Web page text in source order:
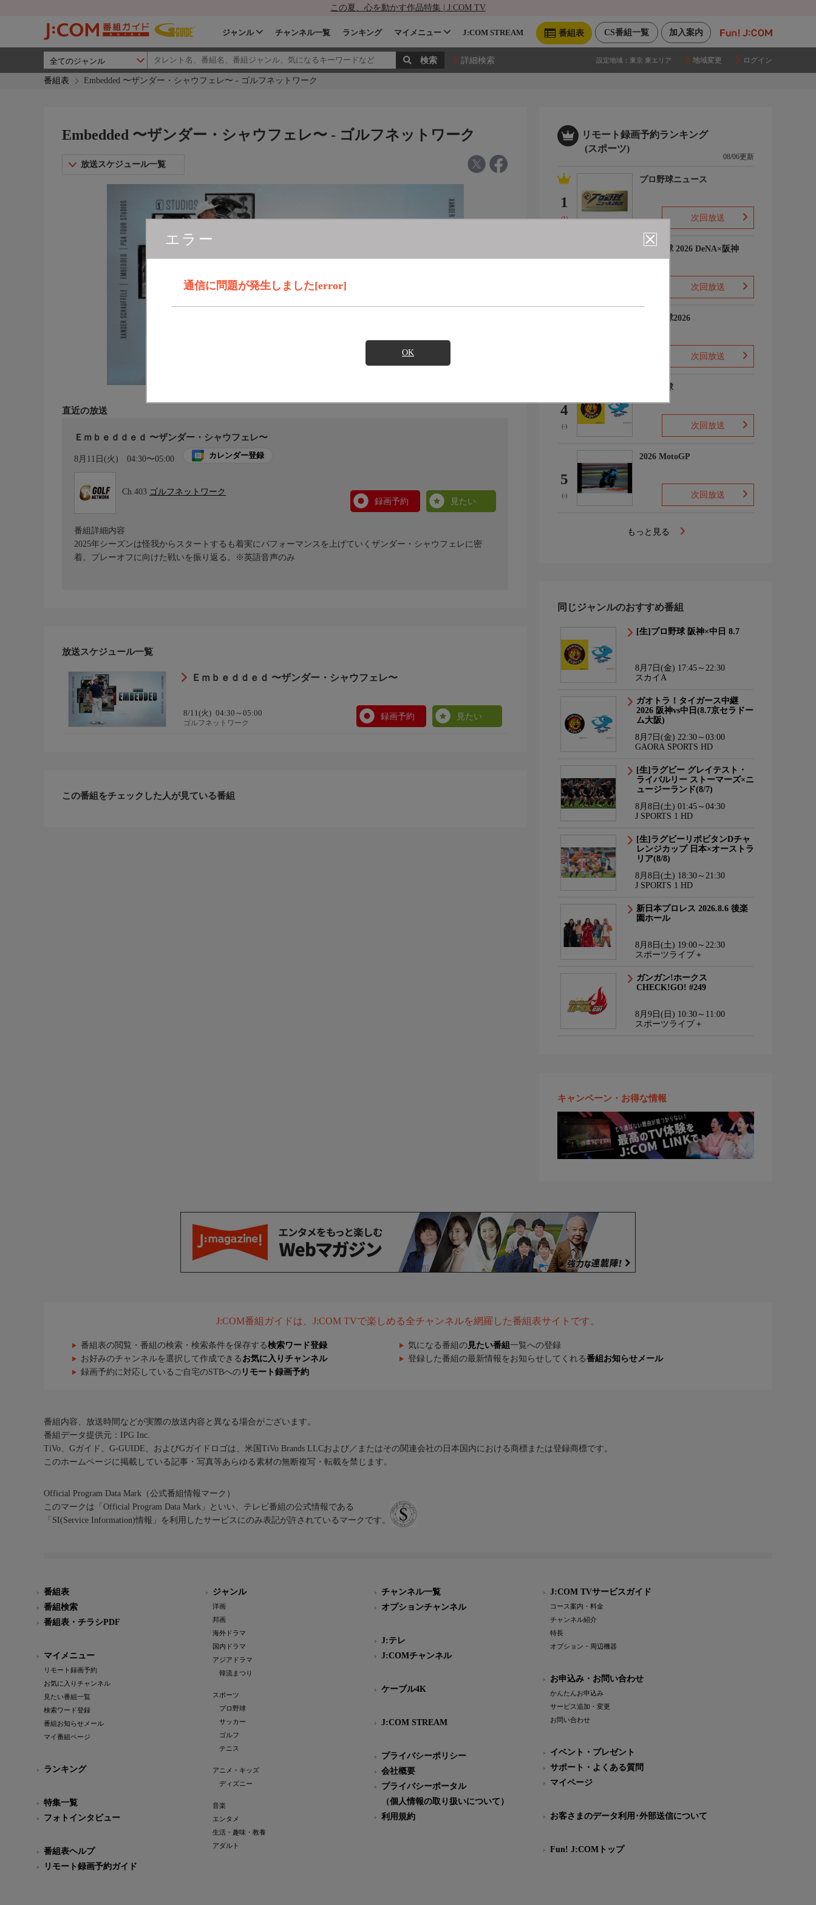
この夏、心を動かす作品特集 | J:COM TV
加入案内
CS番組一覧
番組表
ジャンル チャンネル一覧 ランキング マイメニュー J:COM STREAM
詳細検索 設定地域： 東京 東エリア 地域変更 ログイン
番組表 Embedded 〜ザンダー・シャウフェレ〜 - ゴルフネットワーク
エラー
通信に問題が発生しました[error]
OK
Embedded 〜ザンダー・シャウフェレ〜 - ゴルフネットワーク
放送スケジュール一覧
直近の放送
Ｅｍｂｅｄｄｅｄ 〜ザンダー・シャウフェレ〜
8月11日(火) 04:30〜05:00 カレンダー登録
Ch.403 ゴルフネットワーク
録画予約
見たい
番組詳細内容
2025年シーズンは怪我からスタートするも着実にパフォーマンスを上げていくザンダー・シャウフェレに密
着。プレーオフに向けた戦いを振り返る。※英語音声のみ
放送スケジュール一覧
Ｅｍｂｅｄｄｅｄ 〜ザンダー・シャウフェレ〜
8/11(火) 04:30～05:00
ゴルフネットワーク
録画予約 見たい
この番組をチェックした人が見ている番組
リモート録画予約ランキング
(スポーツ)
08/06更新
1
(1)
プロ野球ニュース
次回放送
プロ野球 2026 DeNA×阪神
次回放送
プロ野球2026
次回放送
4
(-)
プロ野球
次回放送
5
(-)
2026 MotoGP
次回放送
もっと見る
同じジャンルのおすすめ番組
[生]プロ野球 阪神×中日 8.7
8月7日(金) 17:45～22:30
スカイA
ガオトラ！タイガース中継
2026 阪神vs中日(8.7京セラドー
ム大阪)
8月7日(金) 22:30～03:00
GAORA SPORTS HD
[生]ラグビー グレイテスト・
ライバルリー ストーマーズ×ニ
ュージーランド(8/7)
8月8日(土) 01:45～04:30
J SPORTS 1 HD
[生]ラグビーリポビタンDチャ
レンジカップ 日本×オーストラ
リア(8/8)
8月8日(土) 18:30～21:30
J SPORTS 1 HD
新日本プロレス 2026.8.6 後楽
園ホール
8月8日(土) 19:00～22:30
スポーツライブ＋
ガンガン!ホークス
CHECK!GO! #249
8月9日(日) 10:30～11:00
スポーツライブ＋
キャンペーン・お得な情報
J:COM番組ガイドは、J:COM TVで楽しめる全チャンネルを網羅した番組表サイトです。
番組表の閲覧・番組の検索・検索条件を保存する検索ワード登録 気になる番組の 見たい番組 一覧への登録
お好みのチャンネルを選択して作成できる お気に入りチャンネル 登録した番組の最新情報をお知らせしてくれる番組お知らせメール
録画予約に対応しているご自宅のSTBへの リモート録画予約
番組内容、放送時間などが実際の放送内容と異なる場合がございます。
番組データ提供元：IPG Inc.
TiVo、Gガイド、G-GUIDE、およびGガイドロゴは、米国TiVo Brands LLCおよび／またはその関連会社の日本国内における商標または登録商標です。
このホームページに掲載している記事・写真等あらゆる素材の無断複写・転載を禁じます。
Official Program Data Mark（公式番組情報マーク）
このマークは「Official Program Data Mark」といい、テレビ番組の公式情報である
「SI(Service Information)情報」を利用したサービスにのみ表記が許されているマークです。
番組表
番組検索
番組表・チラシPDF
マイメニュー
リモート録画予約
お気に入りチャンネル
見たい番組一覧
検索ワード登録
番組お知らせメール
マイ番組ページ
ランキング
特集一覧
フォトインタビュー
番組表ヘルプ
リモート録画予約ガイド
ジャンル
洋画
邦画
海外ドラマ
国内ドラマ
アジアドラマ
韓流まつり
スポーツ
プロ野球
サッカー
ゴルフ
テニス
アニメ・キッズ
ディズニー
音楽
エンタメ
生活・趣味・教養
アダルト
チャンネル一覧
オプションチャンネル
J:テレ
J:COMチャンネル
ケーブル4K
J:COM STREAM
プライバシーポリシー
会社概要
プライバシーポータル
（個人情報の取り扱いについて）
利用規約
J:COM TVサービスガイド
コース案内・料金
チャンネル紹介
特長
オプション・周辺機器
お申込み・お問い合わせ
かんたんお申込み
サービス追加・変更
お問い合わせ
イベント・プレゼント
サポート・よくある質問
マイページ
お客さまのデータ利用･外部送信について
Fun! J:COMトップ